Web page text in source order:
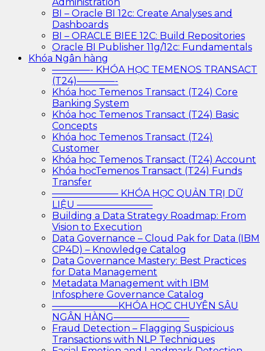
BI – Oracle BI 12c: Create Analyses and
Dashboards
BI – ORACLE BIEE 12C: Build Repositories
Oracle BI Publisher 11g/12c: Fundamentals
Khóa Ngân hàng
————- KHÓA HỌC TEMENOS TRANSACT
(T24)————-
Khóa học Temenos Transact (T24) Core
Banking System
Khóa học Temenos Transact (T24) Basic
Concepts
Khóa học Temenos Transact (T24)
Customer
Khóa học Temenos Transact (T24) Account
Khóa họcTemenos Transact (T24) Funds
Transfer
——————— KHÓA HỌC QUẢN TRỊ DỮ
LIỆU ————————
Building a Data Strategy Roadmap: From
Vision to Execution
Data Governance – Cloud Pak for Data (IBM
CP4D) – Knowledge Catalog
Data Governance Mastery: Best Practices
for Data Management
Metadata Management with IBM
Infosphere Governance Catalog
———————KHÓA HỌC CHUYÊN SÂU
NGÂN HÀNG————————
Fraud Detection – Flagging Suspicious
Transactions with NLP Techniques